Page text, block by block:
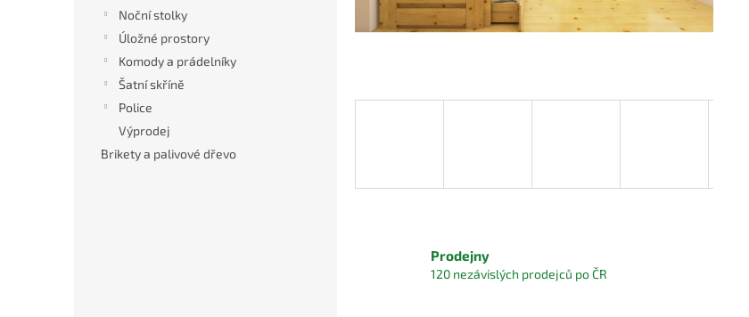
Noční stolky
Úložné prostory
Komody a prádelníky
Šatní skříně
Police
Výprodej
Brikety a palivové dřevo
Prodejny
120 nezávislých prodejců po ČR